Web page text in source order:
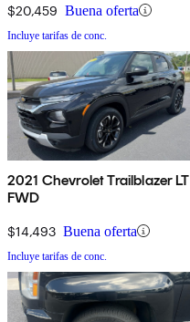
$20,459 Buena oferta
Incluye tarifas de conc.
2021 Chevrolet Trailblazer LT
FWD
$14,493 Buena oferta
Incluye tarifas de conc.